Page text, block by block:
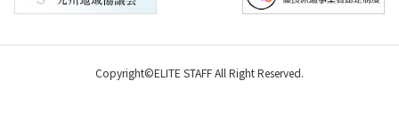
Copyright©ELITE STAFF All Right Reserved.